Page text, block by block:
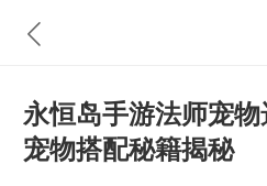
永恒岛手游法师宠
宠物搭配秘籍揭秘